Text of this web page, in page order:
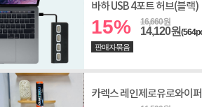
바하 USB 4포트 허브(블랙)
15% 16,660원
14,120원
판매자묶음
카렉스 레인제로유로와이